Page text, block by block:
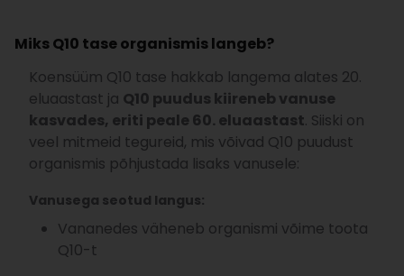
Miks Q10 tase organismis langeb?
Koensüüm Q10 tase hakkab langema alates 20.
eluaastast ja Q10 puudus kiireneb vanuse
kasvades, eriti peale 60. eluaastast. Siiski on
veel mitmeid tegureid, mis võivad Q10 puudust
organismis põhjustada lisaks vanusele:
Vanusega seotud langus:
Vananedes väheneb organismi võime toota
Q10-t